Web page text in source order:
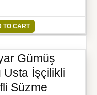
TO CART
Gümüş
Usta İşçilikli
Süzme